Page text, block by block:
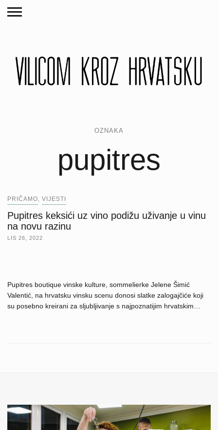
OZNAKA
pupitres
PRIČAMO VIJESTI
Pupitres keksići uz vino podižu uživanje u vinu
na novu razinu
LIS 26, 2022
Pupitres boutique vinske kulture, sommelierke Jelene Šimić
Valentić, na hrvatsku vinsku scenu donosi slatke zalogajčiće koji
su posebno kreirani za sljubljivanje s najpoznatijim hrvatskim…